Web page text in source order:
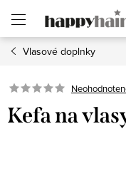
obsah
Vlasové doplnky
Kefa na